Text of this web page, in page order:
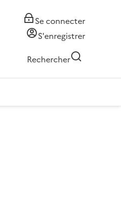
Se connecter
S'enregistrer
Rechercher